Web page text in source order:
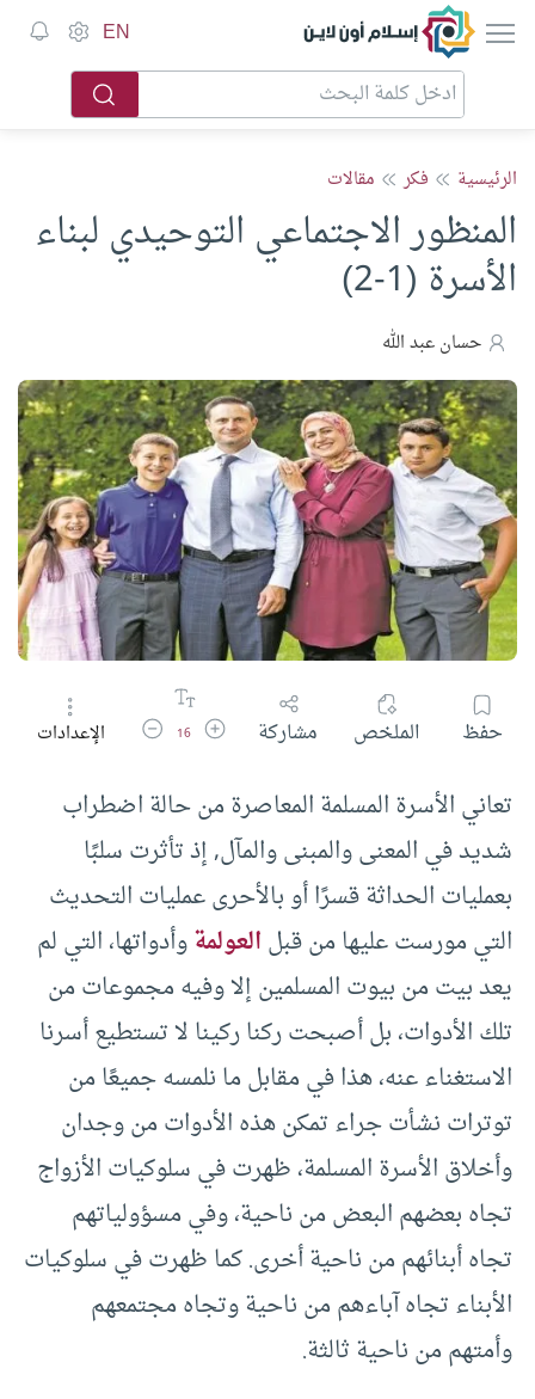
إسلام أون لاين EN
الرئيسية فكر مقالات
المنظور الاجتماعي التوحيدي لبناء
الأسرة (1-2)
حسان عبد الله
حفظ الملخص مشاركة زيادة حجم الخط
16 تقليل حجم الخط
الإعدادات
تعاني الأسرة المسلمة المعاصرة من حالة اضطراب
شديد في المعنى والمبنى والمآل, إذ تأثرت سلبًا
بعمليات الحداثة قسرًا أو بالأحرى عمليات التحديث
التي مورست عليها من قبلالعولمةوأدواتها، التي لم
يعد بيت من بيوت المسلمين إلا وفيه مجموعات من
تلك الأدوات، بل أصبحت ركنا ركينا لا تستطيع أسرنا
الاستغناء عنه، هذا في مقابل ما نلمسه جميعًا من
توترات نشأت جراء تمكن هذه الأدوات من وجدان
وأخلاق الأسرة المسلمة، ظهرت في سلوكيات الأزواج
تجاه بعضهم البعض من ناحية، وفي مسؤولياتهم
تجاه أبنائهم من ناحية أخرى. كما ظهرت في سلوكيات
الأبناء تجاه آباءهم من ناحية وتجاه مجتمعهم
وأمتهم من ناحية ثالثة.